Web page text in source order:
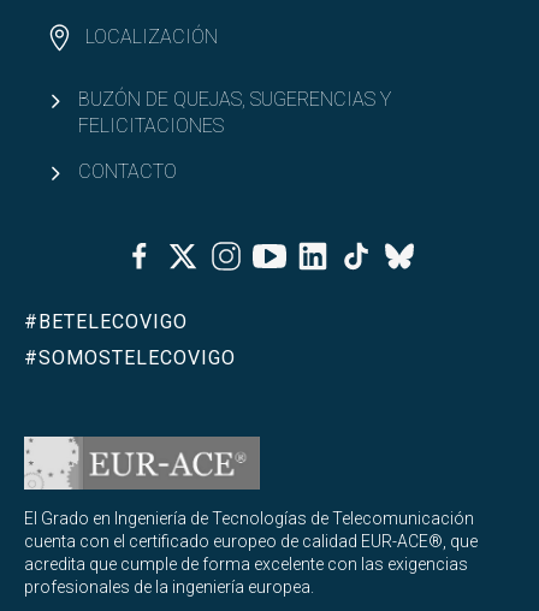
LOCALIZACIÓN
BUZÓN DE QUEJAS, SUGERENCIAS Y
FELICITACIONES
CONTACTO
FacebookTwitterInstagramYoutubeLinkedinTiktok
Bluesky
#BETELECOVIGO
#SOMOSTELECOVIGO
El Grado en Ingeniería de Tecnologías de Telecomunicación
cuenta con el certificado europeo de calidad EUR-ACE®, que
acredita que cumple de forma excelente con las exigencias
profesionales de la ingeniería europea.